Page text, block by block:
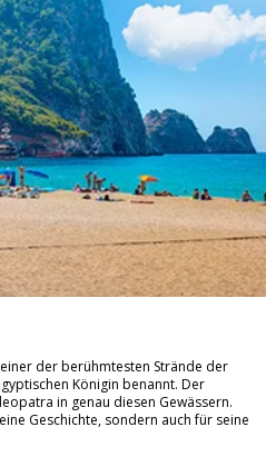
der berühmtesten Strände der
Königin benannt. Der
in genau diesen Gewässern.
Geschichte, sondern auch für seine